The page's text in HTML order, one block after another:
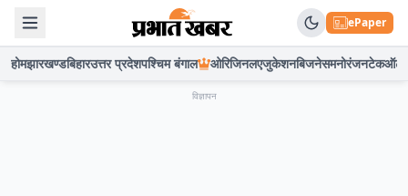
ePaper
होमझारखण्डबिहारउत्तर प्रदेशपश्चिम बंगाल ओरिजिनलएजुकेशनबिजनेसमनोरंजनटेकऑटो
विज्ञापन